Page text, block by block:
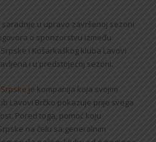
u upravo završenoj sezoni
o sponzorstvu između
i Košarkaškog kluba Lavovi
i u predstojećoj sezoni.
je kompanija koja svojim
Lavovi Brčko pokazuje prije svega
Pored toga, pomoć koju
na čelu sa generalnim